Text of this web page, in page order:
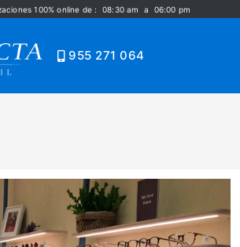
100% online de : 08:30 am a 06:00 pm
955 271 064